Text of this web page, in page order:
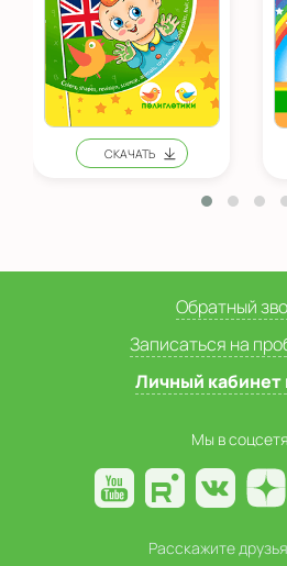
Обратный
Записаться на
Личный кабинет
Мы в
Расскажите